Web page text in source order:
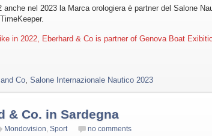
anche nel 2023 la Marca orologiera è partner del Salone
in 2022, Eberhard & Co is partner of Genova Boat
Co Salone Internazionale Nautico 2023
& Co. in Sardegna
Mondovision Sport no comments